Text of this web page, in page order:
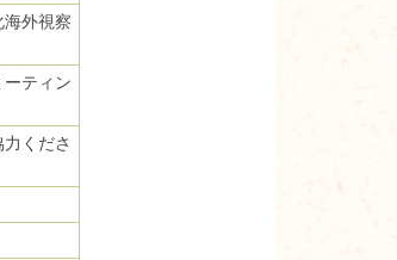
外視察
ティン
くださ